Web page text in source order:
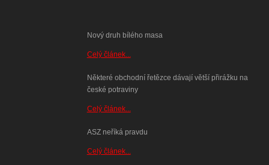
Nový druh bílého masa
Celý článek...
Některé obchodní řetězce dávají větší přirážku na
české potraviny
Celý článek...
ASZ neříká pravdu
Celý článek...